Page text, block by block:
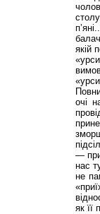
якій
очі
—
нас
не
як її